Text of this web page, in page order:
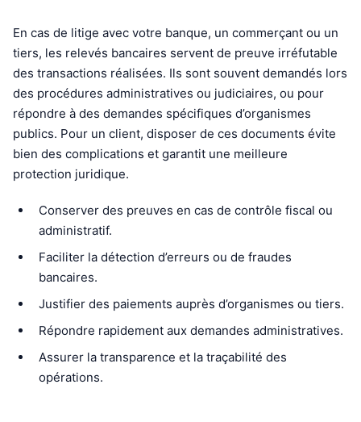
En cas de litige avec votre banque, un commerçant ou un
tiers, les relevés bancaires servent de preuve irréfutable
des transactions réalisées. Ils sont souvent demandés lors
des procédures administratives ou judiciaires, ou pour
répondre à des demandes spécifiques d’organismes
publics. Pour un client, disposer de ces documents évite
bien des complications et garantit une meilleure
protection juridique.
Conserver des preuves en cas de contrôle fiscal ou
administratif.
Faciliter la détection d’erreurs ou de fraudes
bancaires.
Justifier des paiements auprès d’organismes ou tiers.
Répondre rapidement aux demandes administratives.
Assurer la transparence et la traçabilité des
opérations.